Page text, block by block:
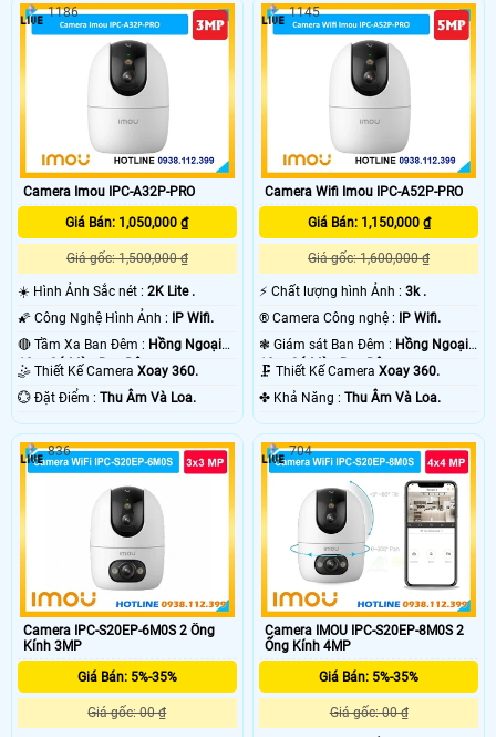
Camera Imou IPC-A32P-PRO
Giá Bán: 1,050,000 ₫
Giá gốc: 1,500,000 ₫
☀️ Hình Ảnh Sắc nét : 2K Lite .
🌠 Công Nghệ Hình Ảnh : IP Wifi.
🔴 Tầm Xa Ban Đêm : Hồng Ngoại
10m Có Màu Ban Ðêm.
🤹 Thiết Kế Camera Xoay 360.
️💮 Đặt Điểm : Thu Âm Và Loa.
1186
Camera Wifi Imou IPC-A52P-PRO
Giá Bán: 1,150,000 ₫
Giá gốc: 1,600,000 ₫
️⚡ Chất lượng hình Ảnh :3k .
®️ Camera Công nghệ : IP Wifi.
❃ Giám sát Ban Đêm : Hồng Ngoại
10m Có Màu Ban Ðêm.
🗜️ Thiết Kế CameraXoay 360.
️✤ Khả Năng :Thu Âm Và Loa.
1145
Camera IPC-S20EP-6M0S 2 Ống
Kính 3MP
Giá Bán: 5%-35%
Giá gốc: 00 ₫
836
Camera IMOU IPC-S20EP-8M0S 2
Ống Kính 4MP
Giá Bán: 5%-35%
Giá gốc: 00 ₫
704